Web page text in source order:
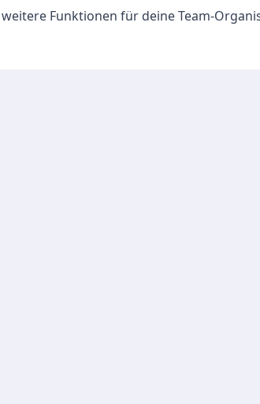
weitere Funktionenfür deine Team-